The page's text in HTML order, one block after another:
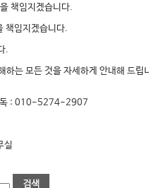
책임지겠습니다.
책임지겠습니다.
.
하는 모든 것을 자세하게 안내해 드립
독 : 010-5274-2907
실